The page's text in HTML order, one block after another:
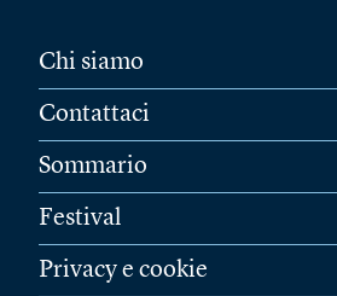
Chi siamo
Contattaci
Sommario
Festival
Privacy e cookie